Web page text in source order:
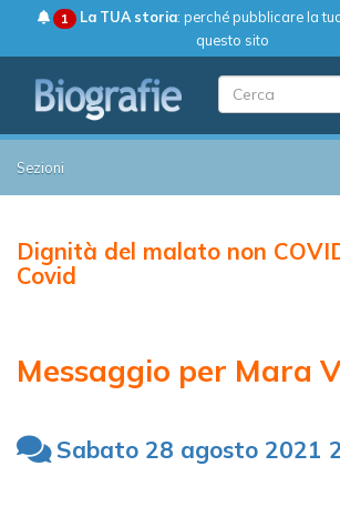
1 La TUA storia: perché pubblicare la
questo sito
Sezioni
Dignità del malato non
Covid
Messaggio per Mara
Sabato 28 agosto 2021